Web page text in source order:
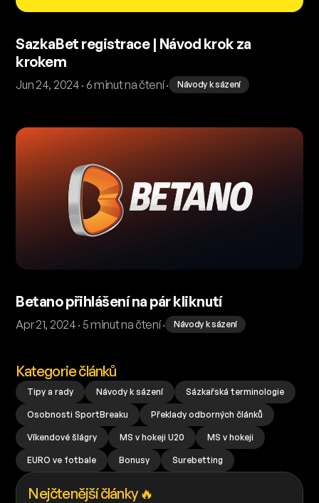
SazkaBet registrace | Návod krok za
krokem
Jun 24, 2024 · 6 minut na čtení · Návody k sázení
Betano přihlášení na pár kliknutí
Apr 21, 2024 · 5 minut na čtení · Návody k sázení
Kategorie článků
Tipy a rady Návody k sázení Sázkařská terminologie
Osobnosti SportBreaku Překlady odborných článků
Víkendové šlágry MS v hokeji U20 MS v hokeji
EURO ve fotbale Bonusy Surebetting
Nejčtenější články 🔥